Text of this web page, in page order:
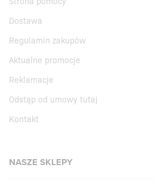
Dostawa
Regulamin zakupów
Aktualne promocje
Reklamacje
Odstąp od umowy tutaj
Kontakt
NASZE SKLEPY